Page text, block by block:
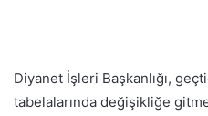
Diyanet İşleri Başkanlığı,
tabelalarında değişikliğe